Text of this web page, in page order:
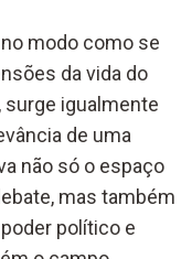
modo como se
da vida do
surge igualmente
de uma
não só o espaço
mas também
político e